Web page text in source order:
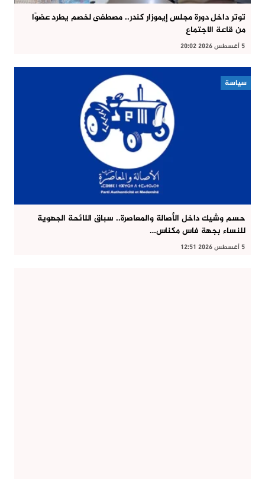
توتر داخل دورة مجلس إيموزار كندر.. مصطفى لخصم يطرد عضوًا
من قاعة الاجتماع
5 أغسطس 2026 20:02
سياسة
حسم وشيك داخل الأصالة والمعاصرة.. سباق اللائحة الجهوية
للنساء بجهة فاس مكناس…
5 أغسطس 2026 12:51